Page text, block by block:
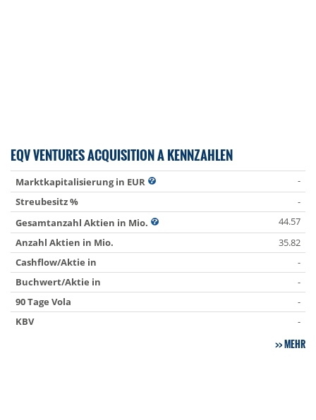
EQV VENTURES ACQUISITION A KENNZAHLEN
Marktkapitalisierung in EUR
-
Streubesitz %
-
Gesamtanzahl Aktien in Mio.
44.57
Anzahl Aktien in Mio.
35.82
Cashflow/Aktie in
-
Buchwert/Aktie in
-
90 Tage Vola
-
KBV
-
MEHR